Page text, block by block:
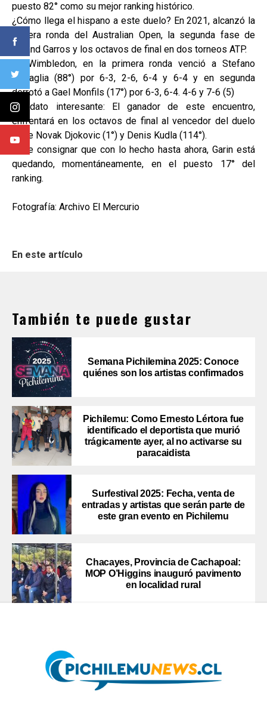
puesto 82° como su mejor ranking histórico.
¿Cómo llega el hispano a este duelo? En 2021, alcanzó la
tercera ronda del Australian Open, la segunda fase de
Roland Garros y los octavos de final en dos torneos ATP.
En Wimbledon, en la primera ronda venció a Stefano
Travaglia (88°) por 6-3, 2-6, 6-4 y 6-4 y en segunda
derrotó a Gael Monfils (17°) por 6-3, 6-4. 4-6 y 7-6 (5)
Un dato interesante: El ganador de este encuentro,
enfrentará en los octavos de final al vencedor del duelo
entre Novak Djokovic (1°) y Denis Kudla (114°).
Cabe consignar que con lo hecho hasta ahora, Garin está
quedando, momentáneamente, en el puesto 17° del
ranking.
Fotografía: Archivo El Mercurio
En este artículo
También te puede gustar
Semana Pichilemina 2025: Conoce
quiénes son los artistas confirmados
Pichilemu: Como Ernesto Lértora fue
identificado el deportista que murió
trágicamente ayer, al no activarse su
paracaidista
Surfestival 2025: Fecha, venta de
entradas y artistas que serán parte de
este gran evento en Pichilemu
Chacayes, Provincia de Cachapoal:
MOP O’Higgins inauguró pavimento
en localidad rural